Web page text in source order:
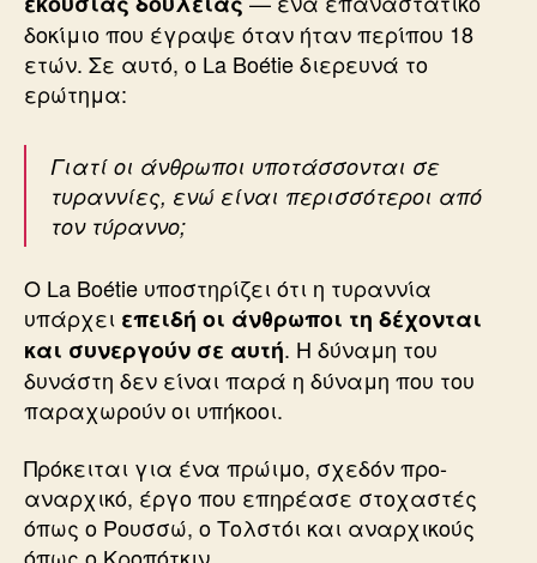
δοκίμιο που έγραψε όταν ήταν περίπου 18
ετών. Σε αυτό, ο La Boétie διερευνά το
ερώτημα:
Γιατί οι άνθρωποι υποτάσσονται σε
τυραννίες, ενώ είναι περισσότεροι από
τον τύραννο;
Ο La Boétie υποστηρίζει ότι η τυραννία
υπάρχει επειδή οι άνθρωποι τη δέχονται
και συνεργούν σε αυτή. Η δύναμη του
δυνάστη δεν είναι παρά η δύναμη που του
παραχωρούν οι υπήκοοι.
Πρόκειται για ένα πρώιμο, σχεδόν προ-
αναρχικό, έργο που επηρέασε στοχαστές
όπως ο Ρουσσώ, ο Τολστόι και αναρχικούς
όπως ο Kροπότκιν.